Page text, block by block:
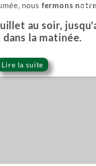
nous fermons notre
au soir,
la matinée.
Lire la suite